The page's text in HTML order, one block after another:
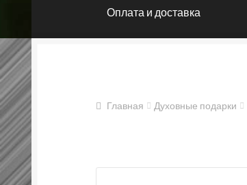
Оплата и доставка
Главная Духовные подарки